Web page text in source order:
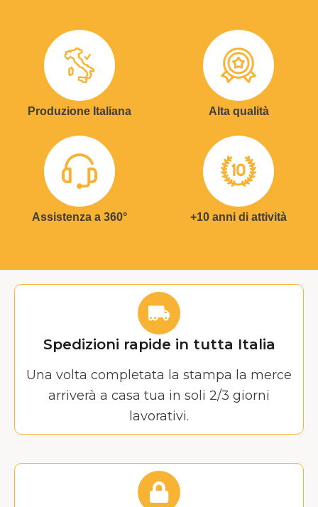
Produzione Italiana Alta qualità
Assistenza a 360° +10 anni di attività
Spedizioni rapide in tutta Italia
Una volta completata la stampa la merce
arriverà a casa tua in soli 2/3 giorni
lavorativi.